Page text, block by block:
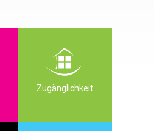
Zugänglichkeit